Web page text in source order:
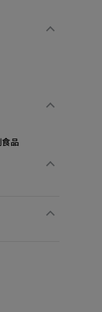
品